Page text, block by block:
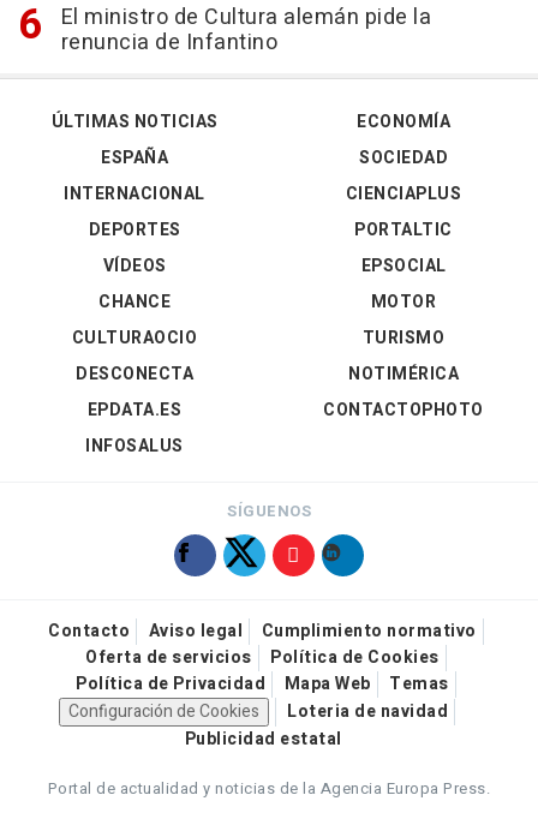
El ministro de Cultura alemán pide la
renuncia de Infantino
ÚLTIMAS NOTICIAS
ESPAÑA
INTERNACIONAL
DEPORTES
VÍDEOS
ECONOMÍA
SOCIEDAD
CIENCIAPLUS
PORTALTIC
EPSOCIAL
CHANCE
CULTURAOCIO
DESCONECTA
EPDATA.ES
INFOSALUS
MOTOR
TURISMO
NOTIMÉRICA
CONTACTOPHOTO
SÍGUENOS
Contacto Aviso legal
Cumplimiento normativo
Oferta de servicios
Política de Cookies
Política de Privacidad
Mapa Web
Temas
Configuración de Cookies
Loteria de navidad
Publicidad estatal
Portal de actualidad y noticias de la Agencia Europa Press.